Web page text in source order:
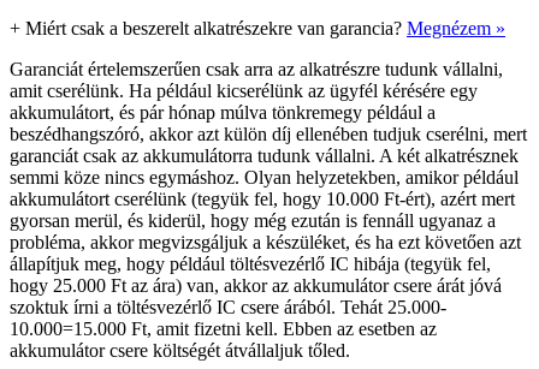
+ Miért csak a beszerelt alkatrészekre van garancia? Megnézem »
Garanciát értelemszerűen csak arra az alkatrészre tudunk vállalni,
amit cserélünk. Ha például kicserélünk az ügyfél kérésére egy
akkumulátort, és pár hónap múlva tönkremegy például a
beszédhangszóró, akkor azt külön díj ellenében tudjuk cserélni, mert
garanciát csak az akkumulátorra tudunk vállalni. A két alkatrésznek
semmi köze nincs egymáshoz. Olyan helyzetekben, amikor például
akkumulátort cserélünk (tegyük fel, hogy 10.000 Ft-ért), azért mert
gyorsan merül, és kiderül, hogy még ezután is fennáll ugyanaz a
probléma, akkor megvizsgáljuk a készüléket, és ha ezt követően azt
állapítjuk meg, hogy például töltésvezérlő IC hibája (tegyük fel,
hogy 25.000 Ft az ára) van, akkor az akkumulátor csere árát jóvá
szoktuk írni a töltésvezérlő IC csere árából. Tehát 25.000-
10.000=15.000 Ft, amit fizetni kell. Ebben az esetben az
akkumulátor csere költségét átvállaljuk tőled.